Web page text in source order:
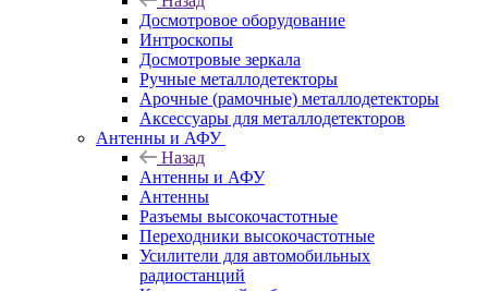
Досмотровое оборудование
Интроскопы
Досмотровые зеркала
Ручные металлодетекторы
Арочные (рамочные) металлодетекторы
Аксессуары для металлодетекторов
Антенны и АФУ
Назад
Антенны и АФУ
Антенны
Разъемы высокочастотные
Переходники высокочастотные
Усилители для автомобильных
радиостанций